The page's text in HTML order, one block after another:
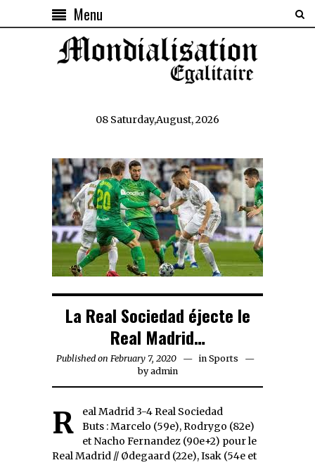
Menu
08 Saturday,August, 2026
La Real Sociedad éjecte le
Real Madrid…
Published on February 7, 2020 February
7,
in Sports
byadmin
Real Madrid 3-4 Real Sociedad
Buts : Marcelo (59e), Rodrygo (82e)
et Nacho Fernandez (90e+2) pour le
Real Madrid // Ødegaard (22e), Isak (54e et